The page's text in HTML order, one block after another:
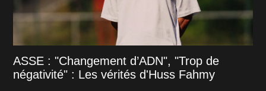
ASSE : "Changement d’ADN", "Trop de
négativité" : Les vérités d'Huss Fahmy